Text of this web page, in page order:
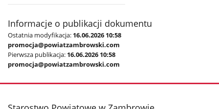
Informacje o publikacji dokumentu
Ostatnia modyfikacja: 16.06.2026 10:58
promocja@powiatzambrowski.com
Pierwsza publikacja: 16.06.2026 10:58
promocja@powiatzambrowski.com